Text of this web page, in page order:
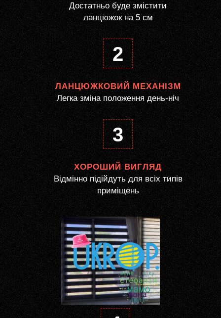
Достатньо буде змістити
ланцюжок на 5 см
2
ЛАНЦЮЖКОВИЙ МЕХАНІЗМ
Легка зміна положення день-ніч
3
ХОРОШИЙ ВИГЛЯД
Відмінно підійдуть для всіх типів
приміщень